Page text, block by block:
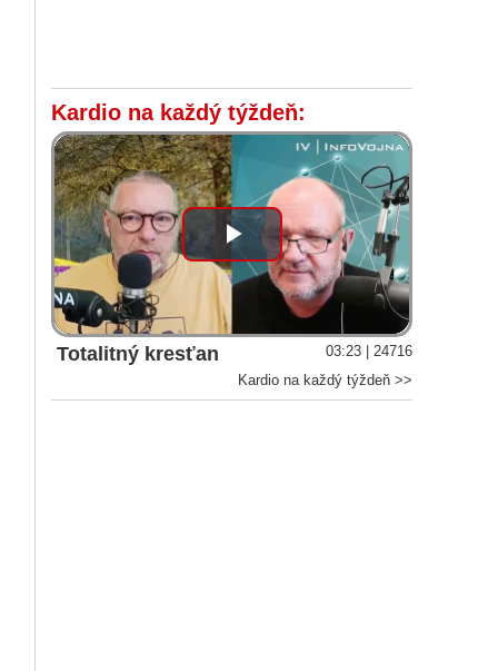
Kardio na každý týždeň:
Play
Video
Totalitný kresťan
03:23 | 24716
Kardio na každý týždeň >>